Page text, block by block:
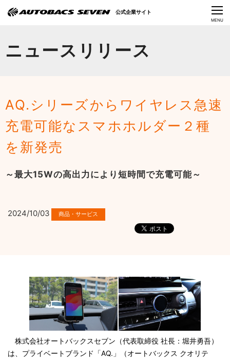
CLOSE
MENU
ニュースリリース
AQ.シリーズからワイヤレス急速
充電可能なスマホホルダー２種
を新発売
～最大15Wの高出力により短時間で充電可能～
2024/10/03
株式会社オートバックスセブン（代表取締役 社長：堀井勇吾）
は、プライベートブランド「AQ.」（オートバックス クオリテ
公式企業サイト
サステナビリティ
Language